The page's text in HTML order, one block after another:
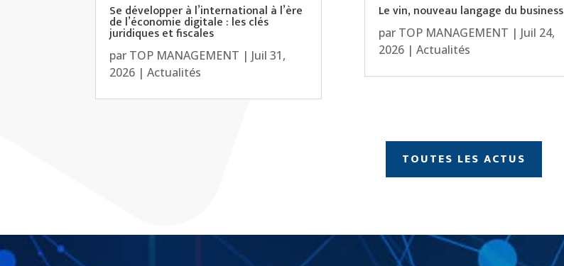
Se développer à l’international à l’ère
de l’économie digitale : les clés
juridiques et fiscales
par TOP MANAGEMENT | Juil 31,
2026 |Actualités
Le vin, nouveau langage du business
par TOP MANAGEMENT | Juil 24,
2026| Actualités
TOUTES LES ACTUS